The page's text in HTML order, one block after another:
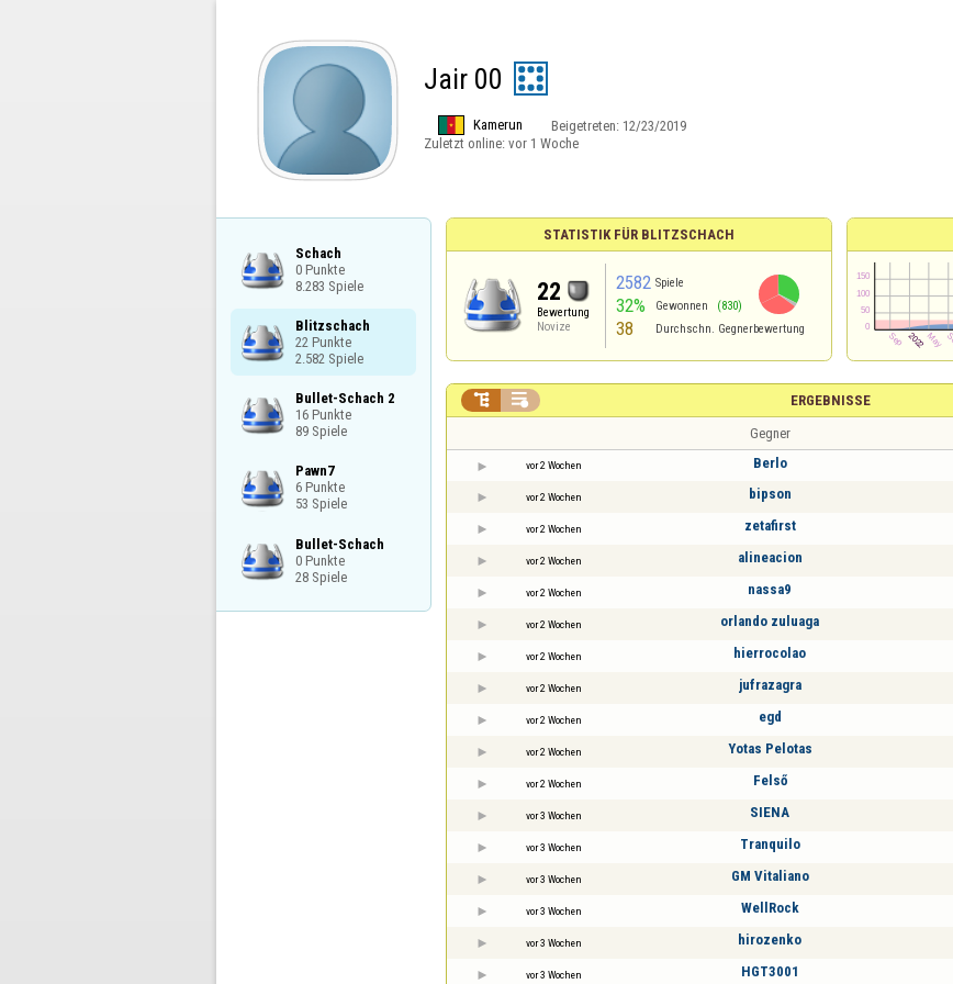
Jair 00
Kamerun Beigetreten: 12/23/2019
Zuletzt online: vor 1 Woche
Schach
0 Punkte
8.283 Spiele
Blitzschach
22 Punkte
2.582 Spiele
Bullet-Schach 2
16 Punkte
89 Spiele
Pawn7
6 Punkte
53 Spiele
Bullet-Schach
0 Punkte
28 Spiele
STATISTIK FÜR BLITZSCHACH
22
Bewertung
Novize
2582 Spiele
32% Gewonnen (830)
38 Durchschn. Gegnerbewertung
ERGEBNISSE
 
Gegner
vor 2 Wochen Berlo
vor 2 Wochen bipson
vor 2 Wochen zetafirst
vor 2 Wochen alineacion
vor 2 Wochen nassa9
vor 2 Wochen orlando zuluaga
vor 2 Wochen hierrocolao
vor 2 Wochen jufrazagra
vor 2 Wochen egd
vor 2 Wochen Yotas Pelotas
vor 2 Wochen Felső
vor 3 Wochen SIENA
vor 3 Wochen Tranquilo
vor 3 Wochen GM Vitaliano
vor 3 Wochen WellRock
vor 3 Wochen hirozenko
vor 3 Wochen HGT3001